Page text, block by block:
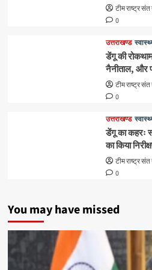
टीम राष्ट्र
0
उत्तराखण्ड
डेंगू की
नैनीताल, और
टीम राष्ट्र
0
उत्तराखण्ड
डेंगू का कहरः
का किया
टीम राष्ट्र
0
You may have missed